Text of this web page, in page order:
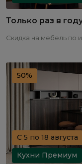
Только раз в
Скидка на мебель по
С 5 по 18 августа
50%
Кухни Премиум